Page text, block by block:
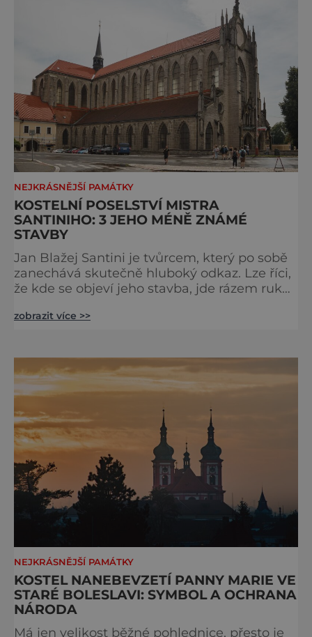
NEJKRÁSNĚJŠÍ PAMÁTKY
KOSTELNÍ POSELSTVÍ MISTRA
SANTINIHO: 3 JEHO MÉNĚ ZNÁMÉ
STAVBY
Jan Blažej Santini je tvůrcem, který po sobě
zanechává skutečně hluboký odkaz. Lze říci,
že kde se objeví jeho stavba, jde rázem ruku
objekty jsou plné tajemství? Kostel
ležících asi sedm kilometrů od
západočeského Stříbra je skutečně silný
zážitek. A to doslova. Zdejší k
zobrazit více >>
NEJKRÁSNĚJŠÍ PAMÁTKY
KOSTEL NANEBEVZETÍ PANNY MARIE VE
STARÉ BOLESLAVI: SYMBOL A OCHRANA
NÁRODA
Má jen velikost běžné pohlednice, přesto je